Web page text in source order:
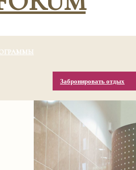
Забронировать отдых